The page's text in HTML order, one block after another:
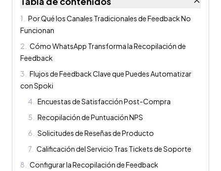
1
Por Qué los Canales Tradicionales de Feedback No
Funcionan
2
Cómo WhatsApp Transforma la Recopilación de
Feedback
3
Flujos de Feedback Clave que Puedes Automatizar
con Spoki
4
Encuestas de Satisfacción Post-Compra
5
Recopilación de Puntuación NPS
6
Solicitudes de Reseñas de Producto
7 Calificación del Servicio Tras Tickets de Soporte
8
Configurar la Recopilación de Feedback